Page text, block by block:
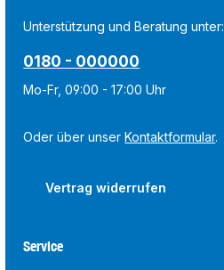
Unterstützung und Beratung unter:
0180 - 000000
Mo-Fr, 09:00 - 17:00 Uhr
Oder über unserKontaktformular.
Vertrag widerrufen
Service